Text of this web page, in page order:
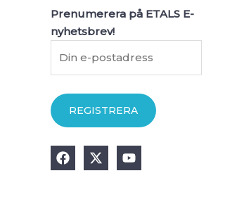
Prenumerera på ETALS E-
nyhetsbrev!